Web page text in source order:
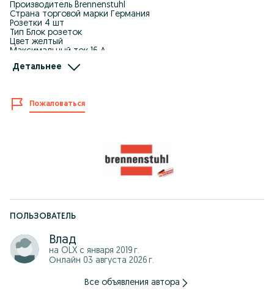
Производитель Brennenstuhl
Страна торговой марки Германия
Розетки 4 шт
Тип Блок розеток
Цвет желтый
Максимальный ток 16 А
Вес 0,34 кг
защитными крышками от пыли и загрязнений.
С навесным металлическим подвесным крюком.
Детальнее
Пожаловаться
ПОЛЬЗОВАТЕЛЬ
Влад
на OLX с января 2019 г.
Онлайн 03 августа 2026 г.
Все объявления автора